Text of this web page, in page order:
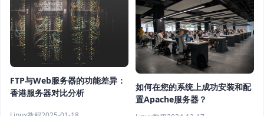
FTP与Web服务器的功能差异：
香港服务器对比分析
如何在您的系统上成功安装和配
置Apache服务器？